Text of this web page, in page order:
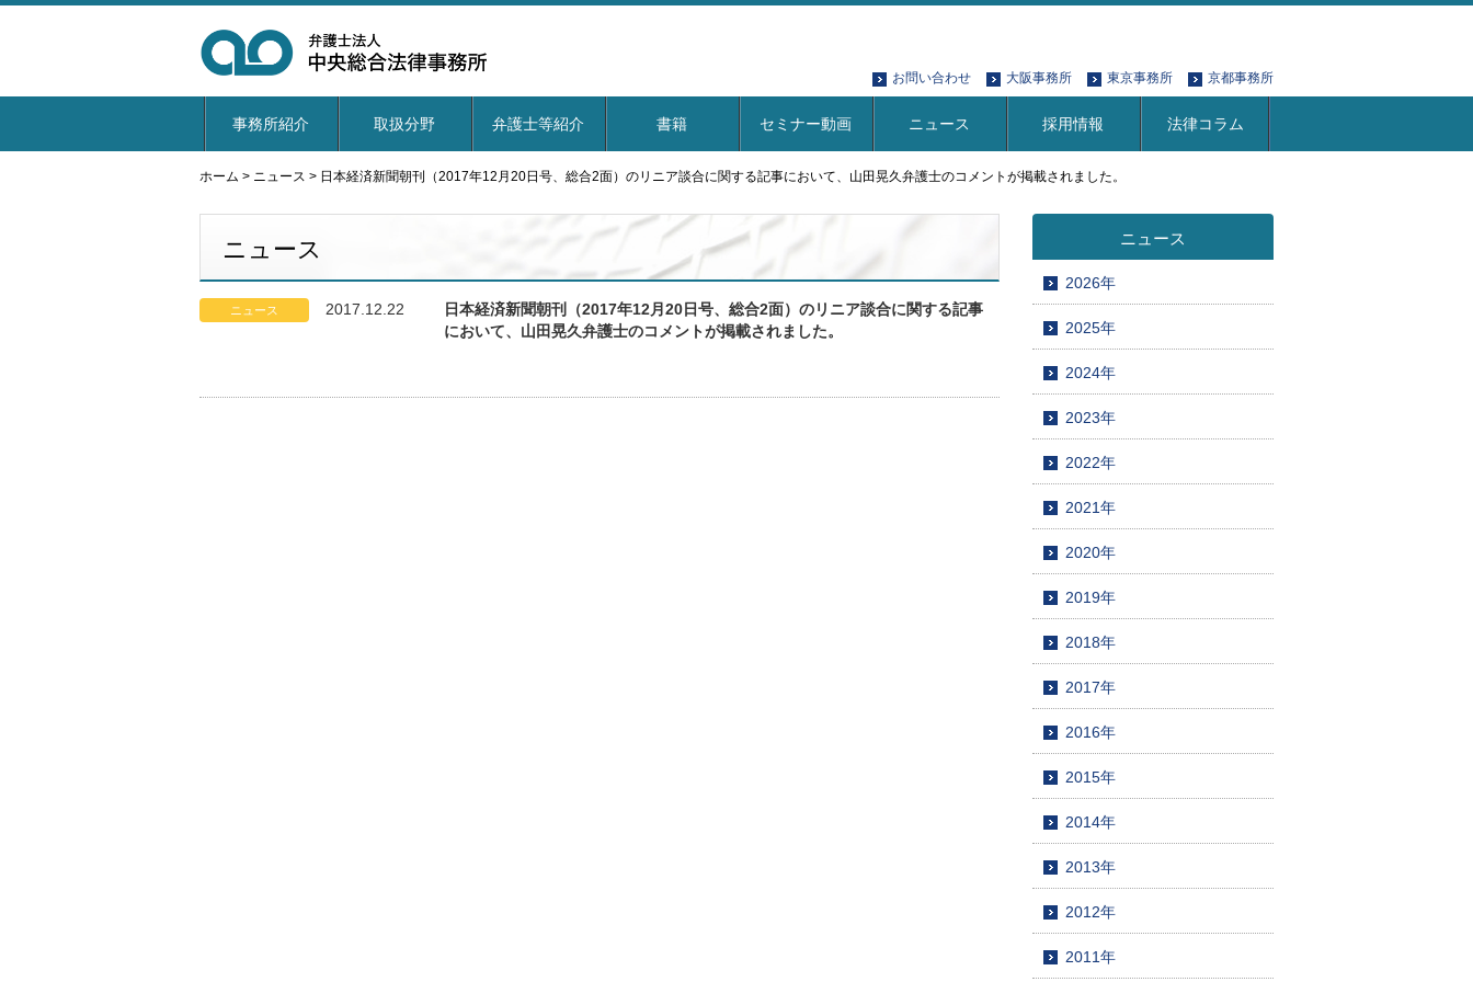
お問い合わせ 大阪事務所 東京事務所 京都事務所
事務所紹介 取扱分野 弁護士等紹介 書籍 セミナー動画 ニュース 採用情報 法律コラム
ホーム > ニュース > 日本経済新聞朝刊（2017年12月20日号、総合2面）のリニア談合に関する記事において、山田晃久弁護士のコメントが掲載されました。
ニュース
ニュース 2017.12.22
日本経済新聞朝刊（2017年12月20日号、総合2面）のリニア談合に関する記事
において、山田晃久弁護士のコメントが掲載されました。
ニュース
2026年
2025年
2024年
2023年
2022年
2021年
2020年
2019年
2018年
2017年
2016年
2015年
2014年
2013年
2012年
2011年